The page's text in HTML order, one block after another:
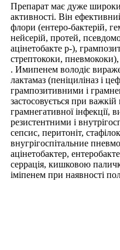
Препарат має дуже
активності. Він
флори (ентеро-бактерій,
нейсерій, протей,
ацінетобакте р-),
стрептококи,
. Имипенем володіє
лактамаз (пеніциліназ і
грампозитивними і
застосовується при важкій
грамнегативної інфекції,
резистентними і
сепсис, перитоніт,
внугрігоспітальние
ацінетобактер,
серрація, кишковою
іміпенем при наявності